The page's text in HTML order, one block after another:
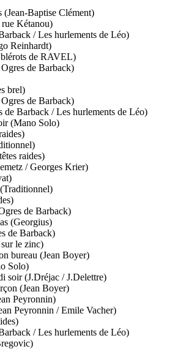
(Jean-Baptise Clément)
Kétanou)
/ Les hurlements de Léo)
Reinhardt)
blérots de RAVEL)
de Barback)
brel)
de Barback)
de Barback / Les hurlements de Léo)
(Mano Solo)
raides)
/ Georges Krier)
de Barback)
(Georgius)
de Barback)
le zinc)
bureau (Jean Boyer)
Solo)
soir (J.Dréjac / J.Delettre)
(Jean Boyer)
Peyronnin)
Peyronnin / Emile Vacher)
/ Les hurlements de Léo)